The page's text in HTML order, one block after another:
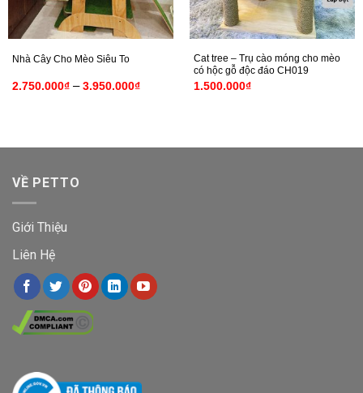
Nhà Cây Cho Mèo Siêu To
2.750.000₫ – 3.950.000₫Khoảng
3.950.000₫
Cat tree – Trụ cào móng cho mèo
có hộc gỗ độc đáo CH019
1.500.000₫
VỀ PETTO
Giới Thiệu
Liên Hệ